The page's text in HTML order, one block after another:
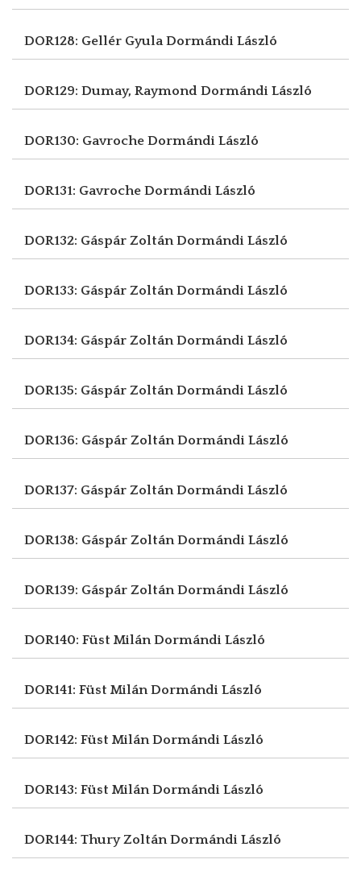
DOR128: Gellér GyulaDormándi László
DOR129: Dumay, Raymond Dormándi László
DOR130: Gavroche Dormándi László
DOR131: Gavroche Dormándi László
DOR132: Gáspár ZoltánDormándi László
DOR133: Gáspár ZoltánDormándi László
DOR134: Gáspár ZoltánDormándi László
DOR135: Gáspár ZoltánDormándi László
DOR136: Gáspár ZoltánDormándi László
DOR137: Gáspár ZoltánDormándi László
DOR138: Gáspár ZoltánDormándi László
DOR139: Gáspár ZoltánDormándi László
DOR140: Füst MilánDormándi László
DOR141: Füst MilánDormándi László
DOR142: Füst MilánDormándi László
DOR143: Füst MilánDormándi László
DOR144: Thury ZoltánDormándi László